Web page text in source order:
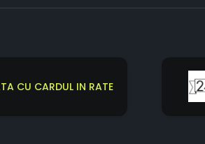
CU CARDUL IN RATE